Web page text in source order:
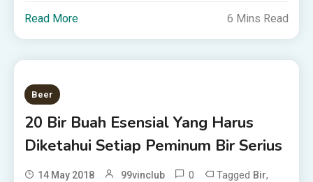
Read More 6 Mins Read
Beer
20 Bir Buah Esensial Yang Harus
Diketahui Setiap Peminum Bir Serius
14 May 2018 99vinclub 0 Tagged Bir,